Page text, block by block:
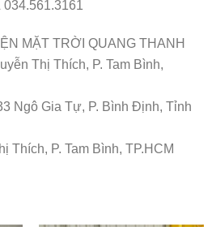
034.561.3161
MẶT TRỜI QUANG THANH
Thị Thích, P. Tam Bình,
Ngô Gia Tự, P. Bình Định, Tỉnh
Thích, P. Tam Bình, TP.HCM